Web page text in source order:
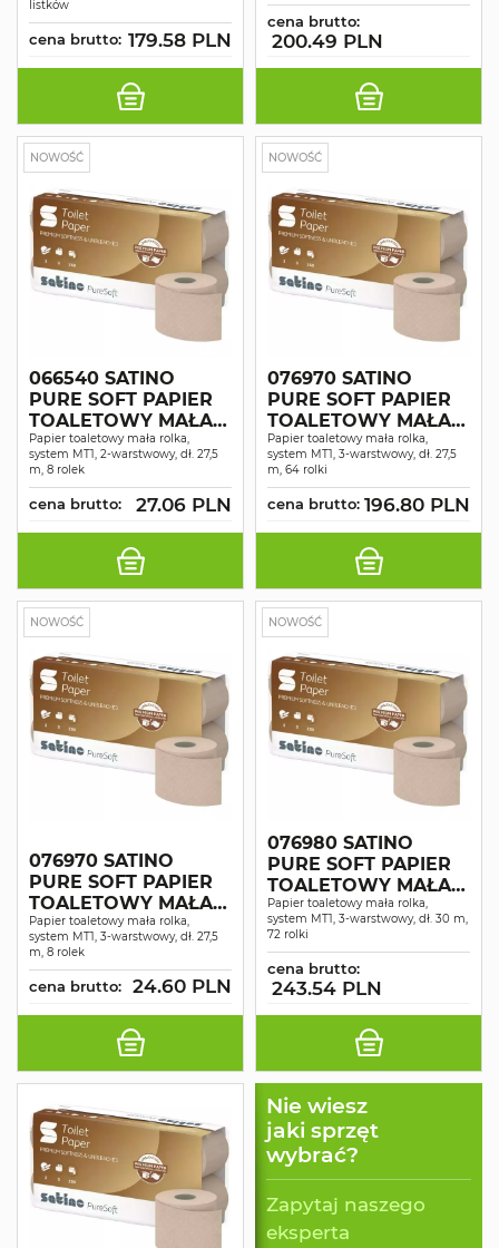
listków
cena brutto: 179.58 PLN
cena brutto:
200.49 PLN
NOWOŚĆ
066540 SATINO
PURE SOFT PAPIER
TOALETOWY MAŁA
ROLKA 2 WAR. DŁ.
27,5 M 8 ROLEK
Papier toaletowy mała rolka,
system MT1, 2-warstwowy, dł. 27,5
m, 8 rolek
cena brutto: 27.06 PLN
NOWOŚĆ
076970 SATINO
PURE SOFT PAPIER
TOALETOWY MAŁA
ROLKA 3 WAR. DŁ.
27,5M 64 ROLKI
Papier toaletowy mała rolka,
system MT1, 3-warstwowy, dł. 27,5
m, 64 rolki
cena brutto: 196.80 PLN
NOWOŚĆ
076970 SATINO
PURE SOFT PAPIER
TOALETOWY MAŁA
ROLKA 3 WAR. DŁ.
27,5M 8 ROLEK
Papier toaletowy mała rolka,
system MT1, 3-warstwowy, dł. 27,5
m, 8 rolek
cena brutto: 24.60 PLN
NOWOŚĆ
076980 SATINO
PURE SOFT PAPIER
TOALETOWY MAŁA
ROLKA 3 WAR. DŁ. 30
M 72 ROLKI
Papier toaletowy mała rolka,
system MT1, 3-warstwowy, dł. 30 m,
72 rolki
cena brutto:
243.54 PLN
Nie wiesz
jaki sprzęt
wybrać?
Zapytaj naszego
eksperta